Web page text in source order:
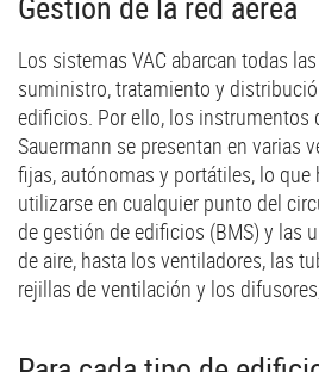
Los sistemas VAC abarcan todas
suministro, tratamiento y
edificios. Por ello, los instrumentos
Sauermann se presentan en varias
fijas, autónomas y portátiles, lo que
utilizarse en cualquier punto del
de gestión de edificios (BMS) y las
de aire, hasta los ventiladores, las
rejillas de ventilación y los